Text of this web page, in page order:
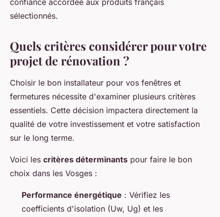
confiance accordée aux produits français
sélectionnés.
Quels critères considérer pour votre
projet de rénovation ?
Choisir le bon installateur pour vos fenêtres et
fermetures nécessite d'examiner plusieurs critères
essentiels. Cette décision impactera directement la
qualité de votre investissement et votre satisfaction
sur le long terme.
Voici les critères déterminants pour faire le bon
choix dans les Vosges :
Performance énergétique : Vérifiez les
coefficients d'isolation (Uw, Ug) et les